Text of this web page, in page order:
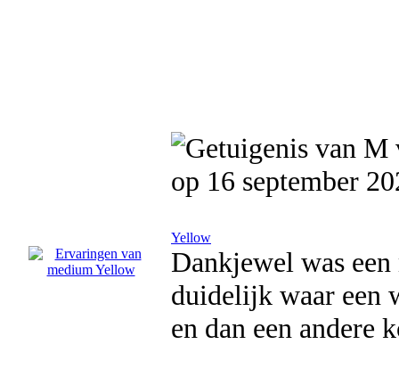
op 16 september
Yellow
Dankjewel was
duidelijk waar een
en dan een andere